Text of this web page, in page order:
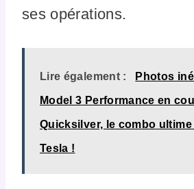
ses opérations.
Lire également : Photos
Model 3 Performance en
Quicksilver, le combo
Tesla !